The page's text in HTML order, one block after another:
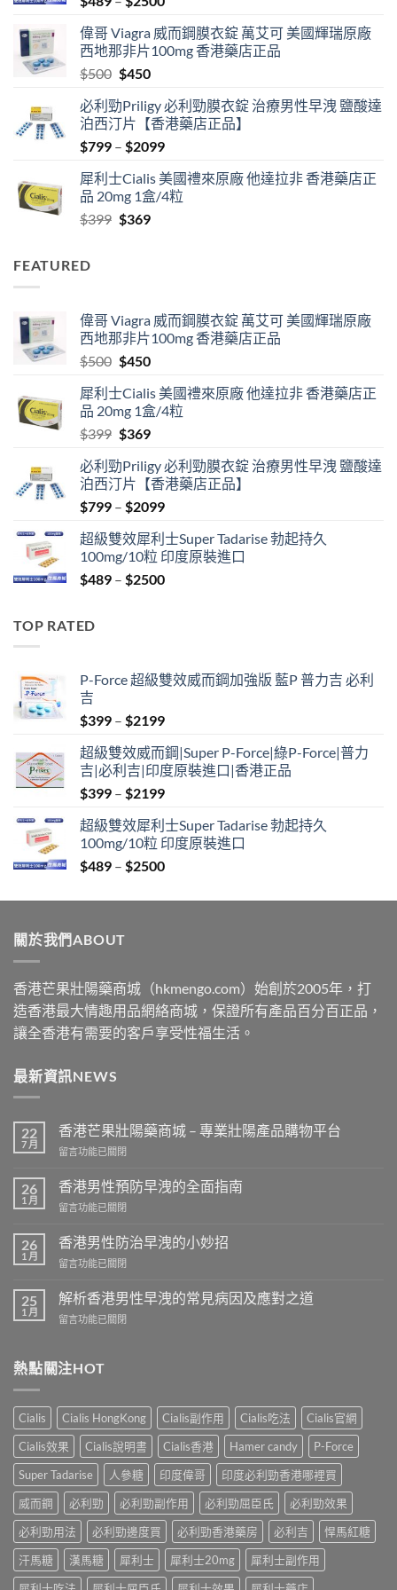
$489
through
偉哥 Viagra 威而鋼膜衣錠 萬艾可 美國輝瑞原廠
西地那非片100mg 香港藥店正品
$500 Original
was:
$500.
$450Current
is:
$450.
必利勁Priligy 必利勁膜衣錠 治療男性早洩 鹽酸達
泊西汀片【香港藥店正品】
$799 – $2099Price
$799
through
犀利士Cialis 美國禮來原廠 他達拉非 香港藥店正
品 20mg 1盒/4粒
$399 Original
$369Current
FEATURED
偉哥 Viagra 威而鋼膜衣錠 萬艾可 美國輝瑞原廠
西地那非片100mg 香港藥店正品
$500 Original
was:
$500.
$450Current
is:
$450.
犀利士Cialis 美國禮來原廠 他達拉非 香港藥店正
品 20mg 1盒/4粒
$399 Original
was:
$399.
$369Current
is:
$369.
必利勁Priligy 必利勁膜衣錠 治療男性早洩 鹽酸達
泊西汀片【香港藥店正品】
$799 – $2099Price
$799
through
$2099
超級雙效犀利士Super Tadarise 勃起持久
100mg/10粒 印度原裝進口
$489 – $2500Price
TOP RATED
P-Force 超級雙效威而鋼加強版 藍P 普力吉 必利
吉
$399 – $2199Price
$399
through
$2199
超級雙效威而鋼|Super P-Force|綠P-Force|普力
吉|必利吉|印度原裝進口|香港正品
$399 – $2199Price
$399
through
$2199
超級雙效犀利士Super Tadarise 勃起持久
100mg/10粒 印度原裝進口
$489 – $2500Price
$489
關於我們ABOUT
香港芒果壯陽藥商城（hkmengo.com）始創於2005年，打
造香港最大情趣用品網絡商城，保證所有產品百分百正品，
讓全香港有需要的客戶享受性福生活。
最新資訊NEWS
22
7 月
香港芒果壯陽藥商城 – 專業壯陽產品購物平台
在
港
芒
果
陽
藥
商
–
專
陽
產
購
物
平
台〉
中
留言功能已關閉
26
1 月
香港男性預防早洩的全面指南
在
港
男
性
防
早
洩
面
中
留言功能已關閉
26
1 月
香港男性防治早洩的小妙招
在
港
男
性
早
小
妙
招〉
中
留言功能已關閉
25
1 月
解析香港男性早洩的常見病因及應對之道
在
香
港
性
早
洩
的
常
見
因
及
應
之
留言功能已關閉
熱點關注HOT
Cialis Cialis HongKong Cialis副作用 Cialis吃法
Cialis官網
Cialis效果
Cialis說明書 Cialis香港 Hamer candy
P-Force
Super Tadarise
人參糖 印度偉哥
印度必利勁香港哪裡買
威而鋼
必利勁 必利勁副作用 必利勁屈臣氏
必利勁效果
必利勁用法
必利勁邊度買 必利勁香港藥房 必利吉
悍馬紅糖
汗馬糖
漢馬糖 犀利士 犀利士20mg
犀利士副作用